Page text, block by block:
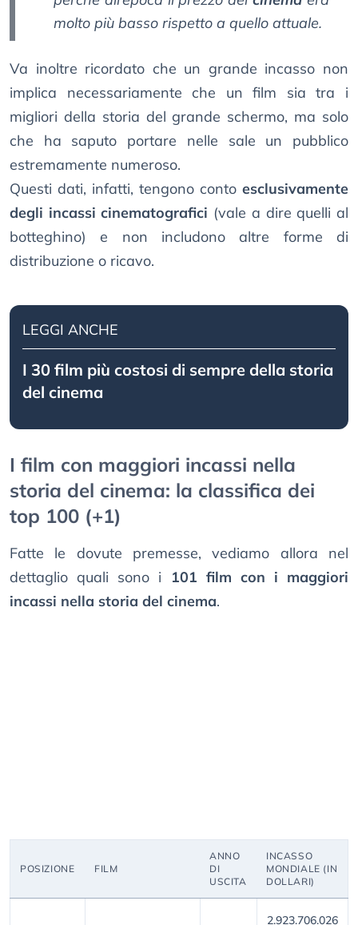
molto più basso rispetto a quello attuale.
Va inoltre ricordato che un grande incasso non
implica necessariamente che un film sia tra i
migliori della storia del grande schermo, ma solo
che ha saputo portare nelle sale un pubblico
estremamente numeroso.
Questi dati, infatti, tengono conto esclusivamente
degli incassi cinematografici (vale a dire quelli al
botteghino) e non includono altre forme di
distribuzione o ricavo.
LEGGI ANCHE
I 30 film più costosi di sempre della storia
del cinema
I film con maggiori incassi nella
storia del cinema: la classifica dei
top 100 (+1)
Fatte le dovute premesse, vediamo allora nel
dettaglio quali sono i
101 film con i maggiori
incassi nella storia del cinema.
POSIZIONE FILM
ANNO
DI
USCITA
INCASSO
MONDIALE (IN
DOLLARI)
2.923.706.026